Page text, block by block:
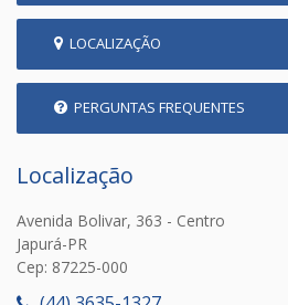
LOCALIZAÇÃO
PERGUNTAS FREQUENTES
Localização
Avenida Bolivar, 363 - Centro
Japurá-PR
Cep: 87225-000